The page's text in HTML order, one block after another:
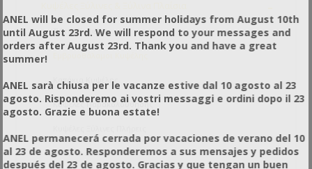
Πάτοι Κυψέλες
Καπάκια Κυψέλης
Κυψέλες Παρακολούθησης
Πλαίσια Ξύλινα
ANEL will be closed for summer holidays from August 10th
until August 23rd. We will respond to your messages and
orders after August 23rd. Thank you and have a great
summer!
ANEL sarà chiusa per le vacanze estive dal 10 agosto al 23
agosto. Risponderemo ai vostri messaggi e ordini dopo il 23
agosto. Grazie e buona estate!
ANEL permanecerá cerrada por vacaciones de verano del 10
al 23 de agosto. Responderemos a sus mensajes y pedidos
después del 23 de agosto. Gracias y que tengan un buen